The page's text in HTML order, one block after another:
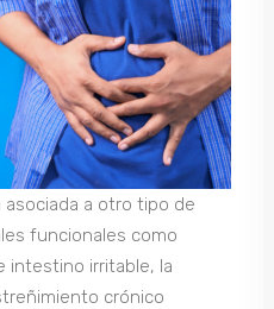
a otro tipo de
funcionales como
intestino irritable, la
crónico